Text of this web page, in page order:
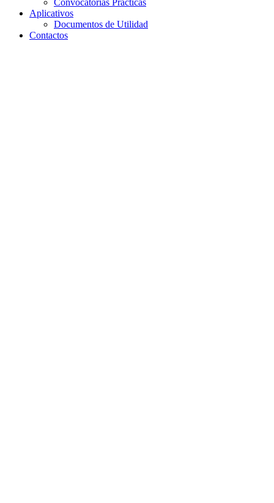
Aplicativos
Documentos de Utilidad
Contactos